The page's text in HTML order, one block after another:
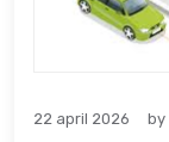
22 april 2026 by